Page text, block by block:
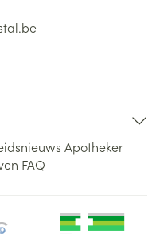
Apotheker
FAQ